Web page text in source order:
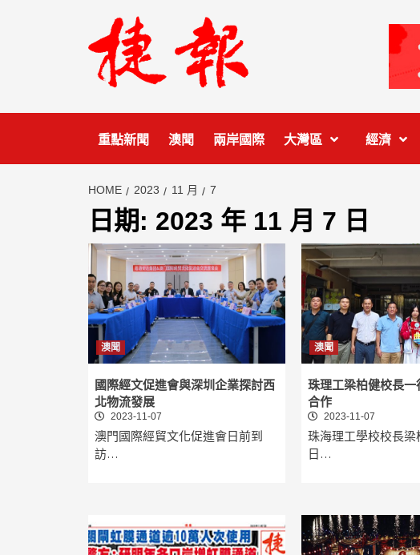
重點新聞 澳聞 兩岸國際 大灣區 經濟
HOME 2023 11 月 7
日期: 2023 年 11 月 7 日
澳聞
國際經文促進會與深圳企業探討西
北物流發展
2023-11-07
澳門國際經貿文化促進會日前到
訪…
澳聞
珠理工梁柏健校長一
合作
2023-11-07
珠海理工學校校長梁
日…